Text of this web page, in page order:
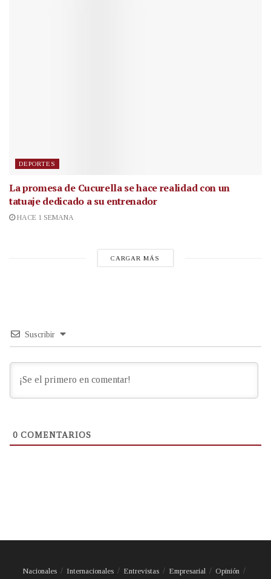
DEPORTES
La promesa de Cucurella se hace realidad con un
tatuaje dedicado a su entrenador
HACE 1 SEMANA
CARGAR MÁS
Suscribir
0 COMENTARIOS
Nacionales Internacionales Entrevistas Empresarial Opinión